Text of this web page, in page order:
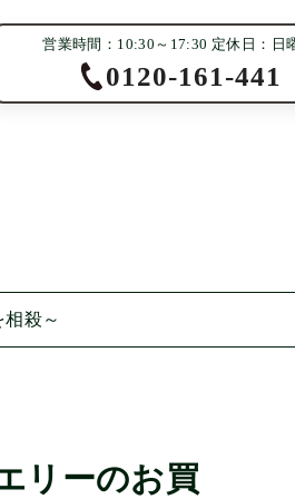
営業時間：10:30～17:30 定休日：日
0120-161-441
殺～
リーのお買